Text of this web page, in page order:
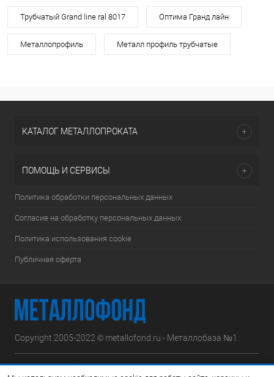
Трубчатый Grand line ral 8017 Оптима Гранд лайн
Металлопрофиль Металл профиль трубчатые
КАТАЛОГ МЕТАЛЛОПРОКАТА
ПОМОЩЬ И СЕРВИСЫ
Политика обработки персональных данных
Согласие на обработку персональных данных
Политика использования cookie
Публичная оферта
Copyright 2005-2022 © metallofond.ru - Металлобаза №1.
Московская область, Ступинский р-н, д.Сотниково,